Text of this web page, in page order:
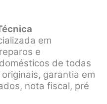
em
e
de todas
garantia em
nota fiscal, pré